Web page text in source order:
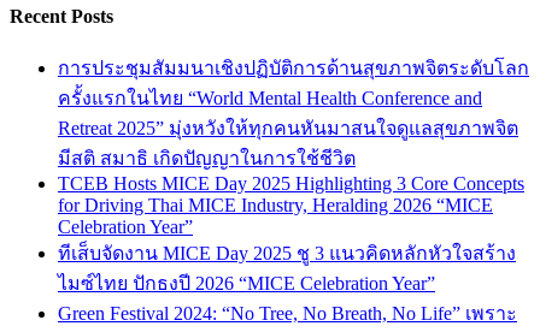
Recent Posts
การประชุมสัมมนาเชิงปฏิบัติการด้านสุขภาพจิตระดับโลก
ครั้งแรกในไทย “World Mental Health Conference and
Retreat 2025” มุ่งหวังให้ทุกคนหันมาสนใจดูแลสุขภาพจิต
มีสติ สมาธิ เกิดปัญญาในการใช้ชีวิต
TCEB Hosts MICE Day 2025 Highlighting 3 Core Concepts
for Driving Thai MICE Industry, Heralding 2026 “MICE
Celebration Year”
ทีเส็บจัดงาน MICE Day 2025 ชู 3 แนวคิดหลักหัวใจสร้าง
ไมซ์ไทย ปักธงปี 2026 “MICE Celebration Year”
Green Festival 2024: “No Tree, No Breath, No Life” เพราะ